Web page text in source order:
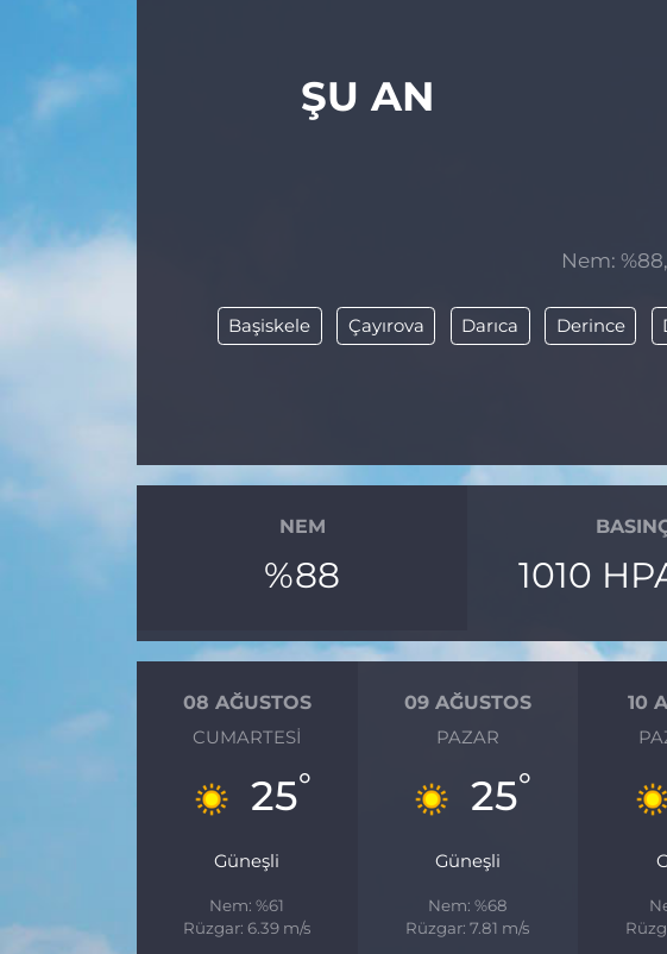
ŞU AN
Nem:
Başiskele Çayırova Darıca Derince
NEM
%88 1010
08 AĞUSTOS
CUMARTESI
25°
Güneşli
Nem: %61
Rüzgar: 6.39 m/s
09 AĞUSTOS
PAZAR
25°
Güneşli
Nem: %68
Rüzgar: 7.81 m/s
10